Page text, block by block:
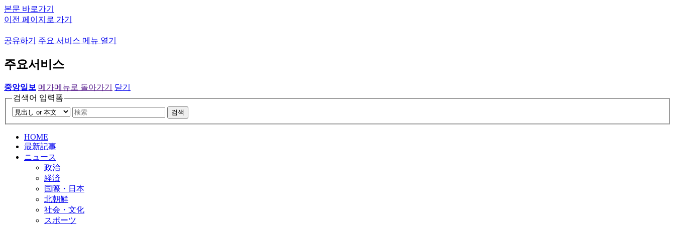
본문 바로가기
이전 페이지로 가기
공유하기 주요 서비스 메뉴 열기
주요서비스
중앙일보 메가메뉴로 돌아가기
닫기
검색어 입력폼
검색
HOME
最新記事
ニュース
政治
経済
国際・日本
北朝鮮
社会・文化
スポーツ